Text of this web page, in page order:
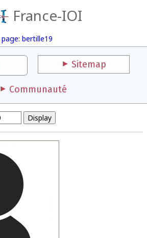
France-IOI
bertille19
Sitemap
Communauté